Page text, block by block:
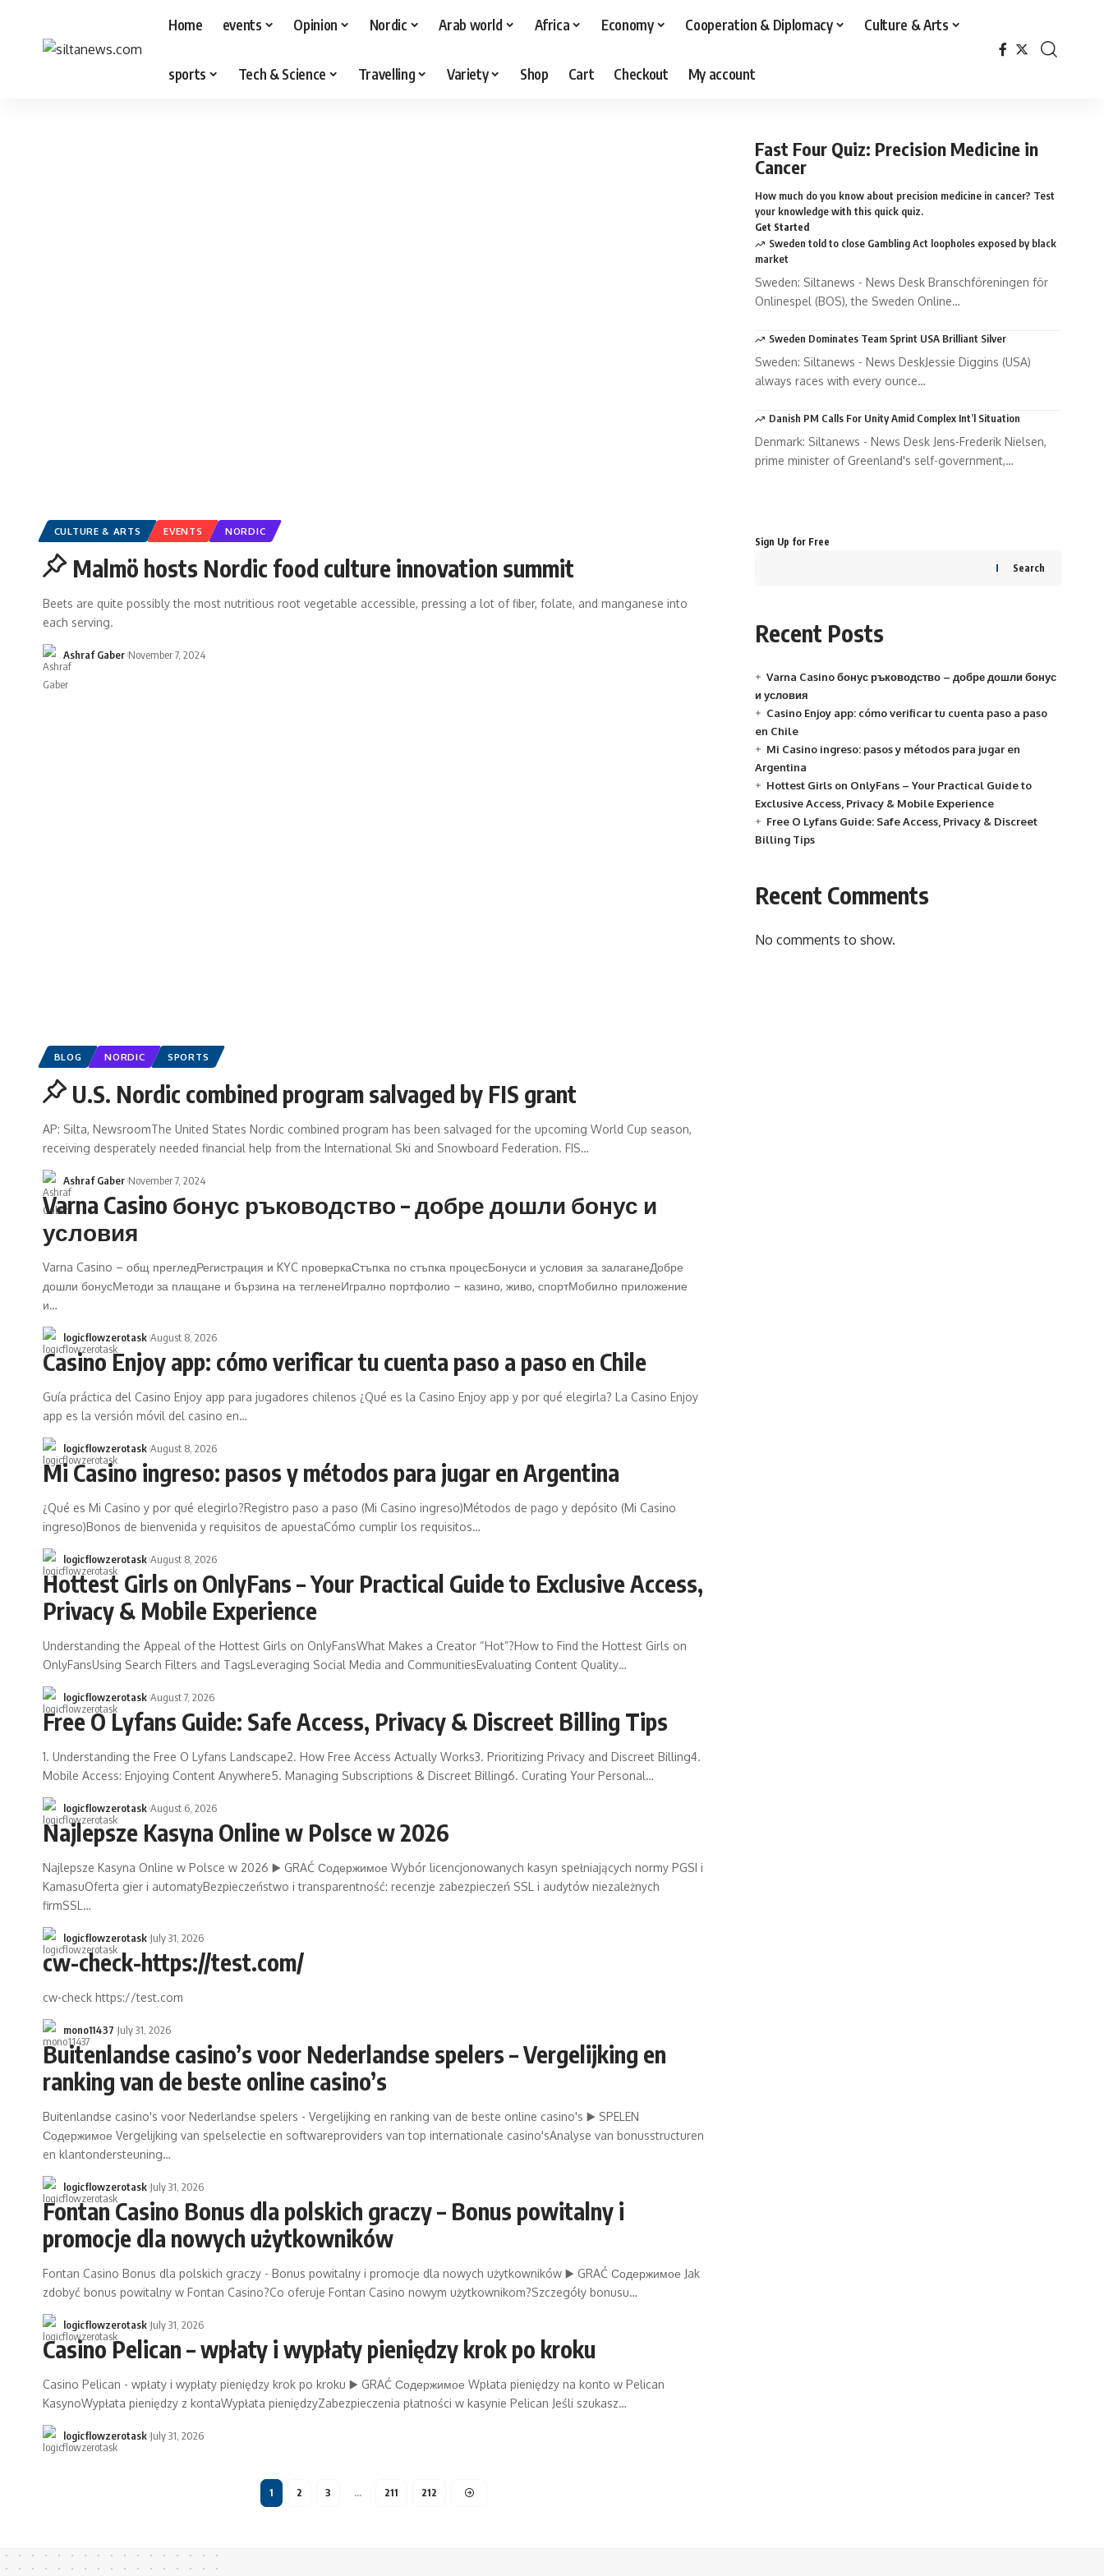
Home events Opinion Nordic Arab world Africa Economy Cooperation & Diplomacy Culture & Arts
sports Tech & Science Travelling Variety Shop Cart Checkout My account
CULTURE & ARTS EVENTS NORDIC
Malmö hosts Nordic food culture innovation summit
Beets are quite possibly the most nutritious root vegetable accessible, pressing a lot of fiber, folate, and manganese into
each serving.
Ashraf Gaber November 7, 2024
BLOG NORDIC SPORTS
U.S. Nordic combined program salvaged by FIS grant
AP: Silta, NewsroomThe United States Nordic combined program has been salvaged for the upcoming World Cup season,
receiving desperately needed financial help from the International Ski and Snowboard Federation. FIS…
Ashraf Gaber November 7, 2024
Varna Casino бонус ръководство – добре дошли бонус и
условия
Varna Casino – общ прегледРегистрация и KYC проверкаСтъпка по стъпка процесБонуси и условия за залаганеДобре
дошли бонусМетоди за плащане и бързина на тегленеИгрално портфолио – казино, живо, спортМобилно приложение
и…
logicflowzerotask August 8, 2026
Casino Enjoy app: cómo verificar tu cuenta paso a paso en Chile
Guía práctica del Casino Enjoy app para jugadores chilenos ¿Qué es la Casino Enjoy app y por qué elegirla? La Casino Enjoy
app es la versión móvil del casino en…
logicflowzerotask August 8, 2026
Mi Casino ingreso: pasos y métodos para jugar en Argentina
¿Qué es Mi Casino y por qué elegirlo?Registro paso a paso (Mi Casino ingreso)Métodos de pago y depósito (Mi Casino
ingreso)Bonos de bienvenida y requisitos de apuestaCómo cumplir los requisitos…
logicflowzerotask August 8, 2026
Hottest Girls on OnlyFans – Your Practical Guide to Exclusive Access,
Privacy & Mobile Experience
Understanding the Appeal of the Hottest Girls on OnlyFansWhat Makes a Creator “Hot”?How to Find the Hottest Girls on
OnlyFansUsing Search Filters and TagsLeveraging Social Media and CommunitiesEvaluating Content Quality…
logicflowzerotask August 7, 2026
Free O Lyfans Guide: Safe Access, Privacy & Discreet Billing Tips
1. Understanding the Free O Lyfans Landscape2. How Free Access Actually Works3. Prioritizing Privacy and Discreet Billing4.
Mobile Access: Enjoying Content Anywhere5. Managing Subscriptions & Discreet Billing6. Curating Your Personal…
logicflowzerotask August 6, 2026
Najlepsze Kasyna Online w Polsce w 2026
Najlepsze Kasyna Online w Polsce w 2026 ▶️ GRAĆ Содержимое Wybór licencjonowanych kasyn spełniających normy PGSI i
KamasuOferta gier i automatyBezpieczeństwo i transparentność: recenzje zabezpieczeń SSL i audytów niezależnych
firmSSL…
logicflowzerotask July 31, 2026
cw-check-https://test.com/
cw-check https://test.com
mono11437 July 31, 2026
Buitenlandse casino’s voor Nederlandse spelers – Vergelijking en
ranking van de beste online casino’s
Buitenlandse casino's voor Nederlandse spelers - Vergelijking en ranking van de beste online casino's ▶️ SPELEN
Содержимое Vergelijking van spelselectie en softwareproviders van top internationale casino'sAnalyse van bonusstructuren
en klantondersteuning…
logicflowzerotask July 31, 2026
Fontan Casino Bonus dla polskich graczy – Bonus powitalny i
promocje dla nowych użytkowników
Fontan Casino Bonus dla polskich graczy - Bonus powitalny i promocje dla nowych użytkowników ▶️ GRAĆ Содержимое Jak
zdobyć bonus powitalny w Fontan Casino?Co oferuje Fontan Casino nowym użytkownikom?Szczegóły bonusu…
logicflowzerotask July 31, 2026
Casino Pelican – wpłaty i wypłaty pieniędzy krok po kroku
Casino Pelican - wpłaty i wypłaty pieniędzy krok po kroku ▶️ GRAĆ Содержимое Wpłata pieniędzy na konto w Pelican
KasynoWypłata pieniędzy z kontaWypłata pieniędzyZabezpieczenia płatności w kasynie Pelican Jeśli szukasz…
logicflowzerotask July 31, 2026
1 2 3 … 211 212
Fast Four Quiz: Precision Medicine in
Cancer
How much do you know about precision medicine in cancer? Test
your knowledge with this quick quiz.
Get Started
Sweden told to close Gambling Act loopholes exposed by black
market
Sweden: Siltanews - News Desk Branschföreningen för
Onlinespel (BOS), the Sweden Online…
Sweden Dominates Team Sprint USA Brilliant Silver
Sweden: Siltanews - News DeskJessie Diggins (USA)
always races with every ounce…
Danish PM Calls For Unity Amid Complex Int’l Situation
Denmark: Siltanews - News Desk Jens-Frederik Nielsen,
prime minister of Greenland's self-government,…
Sign Up for Free
Search
Recent Posts
Varna Casino бонус ръководство – добре дошли бонус
и условия
Casino Enjoy app: cómo verificar tu cuenta paso a paso
en Chile
Mi Casino ingreso: pasos y métodos para jugar en
Argentina
Hottest Girls on OnlyFans – Your Practical Guide to
Exclusive Access, Privacy & Mobile Experience
Free O Lyfans Guide: Safe Access, Privacy & Discreet
Billing Tips
Recent Comments
No comments to show.